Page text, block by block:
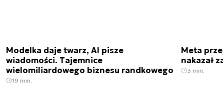
Modelka daje twarz, AI pisze
wiadomości. Tajemnice
wielomiliardowego biznesu randkowego
19 min.
Meta
nakazał
3 min.